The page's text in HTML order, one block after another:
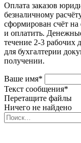
Оплата заказов
безналичному
сформирован счёт
и оплатить.
течение 2-3 рабочих
для бухгалтерии
получении.
Ваше имя*
Текст сообщения*
Перетащите файлы
Ничего не найдено